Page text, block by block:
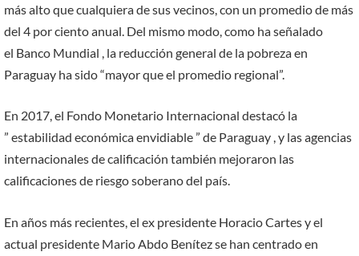
más alto que cualquiera de sus vecinos, con un promedio de más
del 4 por ciento anual. Del mismo modo, como ha señalado
el Banco Mundial , la reducción general de la pobreza en
Paraguay ha sido “mayor que el promedio regional”.
En 2017, el Fondo Monetario Internacional destacó la
” estabilidad económica envidiable ” de Paraguay , y las agencias
internacionales de calificación también mejoraron las
calificaciones de riesgo soberano del país.
En años más recientes, el ex presidente Horacio Cartes y el
actual presidente Mario Abdo Benítez se han centrado en